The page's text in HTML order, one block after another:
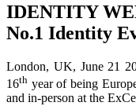
IDENTITY
No.1 Identity
London, UK, June 21
16th year of being
and in-person at the